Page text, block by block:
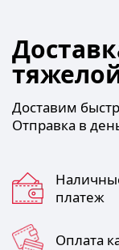
Доставим
Отправка в
платеж
Оплата